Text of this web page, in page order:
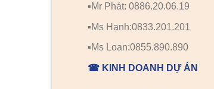
▪️Mr Phát: 0886.20.06.19
▪️Ms Hạnh:0833.201.201
▪️Ms Loan:0855.890.890
☎ KINH DOANH DỰ ÁN